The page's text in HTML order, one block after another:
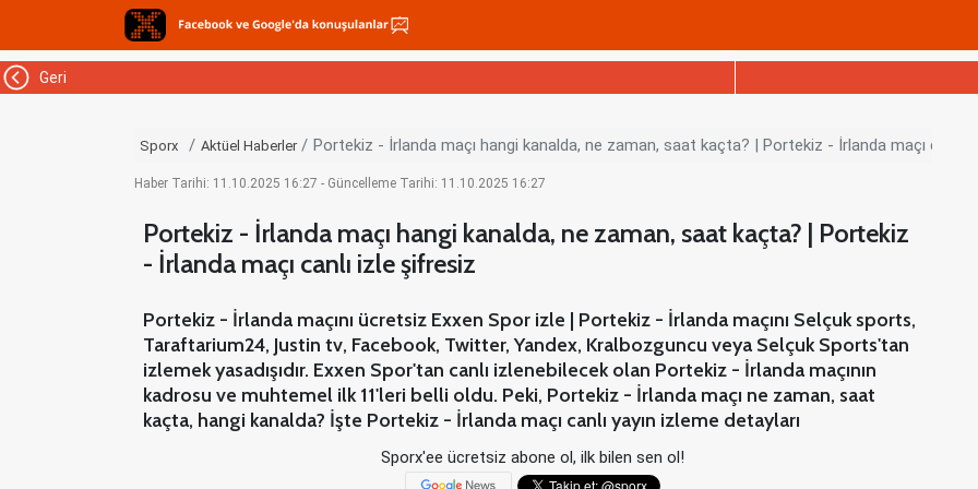
Geri
Sporx Aktüel Haberler Portekiz - İrlanda maçı hangi kanalda, ne zaman, saat kaçta? | Portekiz - İrlanda maçı canlı
Haber Tarihi: 11.10.2025 16:27 - Güncelleme Tarihi: 11.10.2025 16:27
Portekiz - İrlanda maçı hangi kanalda, ne zaman, saat kaçta? | Portekiz
- İrlanda maçı canlı izle şifresiz
Portekiz - İrlanda maçını ücretsiz Exxen Spor izle | Portekiz - İrlanda maçını Selçuk sports,
Taraftarium24, Justin tv, Facebook, Twitter, Yandex, Kralbozguncu veya Selçuk Sports'tan
izlemek yasadışıdır. Exxen Spor'tan canlı izlenebilecek olan Portekiz - İrlanda maçının
kadrosu ve muhtemel ilk 11'leri belli oldu. Peki, Portekiz - İrlanda maçı ne zaman, saat
kaçta, hangi kanalda? İşte Portekiz - İrlanda maçı canlı yayın izleme detayları
Sporx'ee ücretsiz abone ol, ilk bilen sen ol!